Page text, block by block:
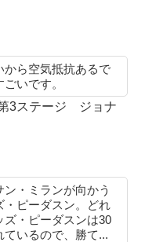
から空気抵抗あるで
いです。
3ステージ ジョナ
・ミランが向かう
・ピーダスン。どれ
ズ・ピーダスンは30
いるので、勝て...